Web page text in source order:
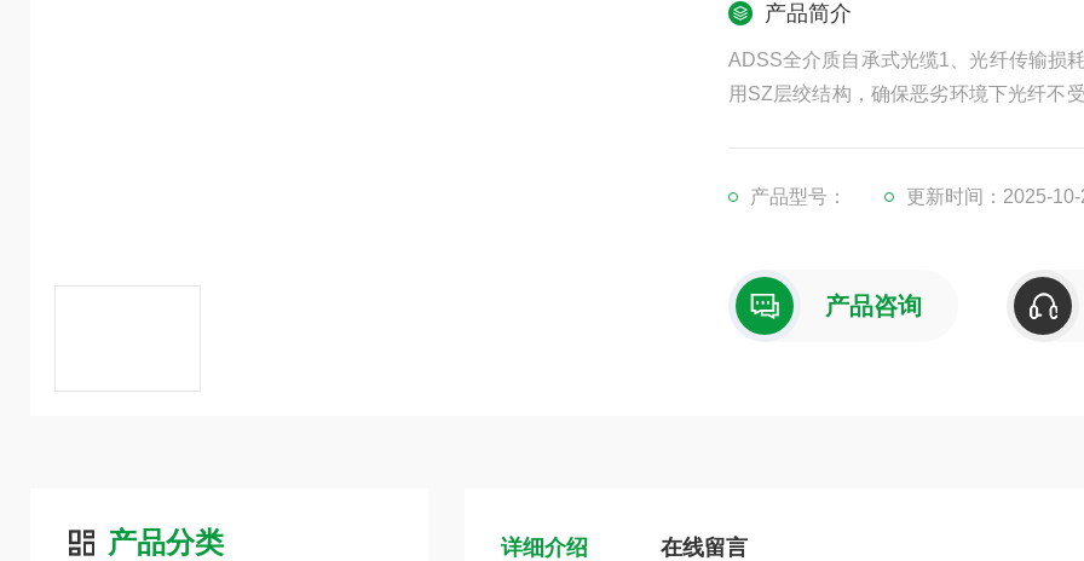
产品简介
ADSS全介质自承式光缆1、光纤传输损
用SZ层绞结构，确保恶劣环境下光纤不
产品型号： 更新时间：2025-10-
产品咨询
产品分类 详细介绍 在线留言